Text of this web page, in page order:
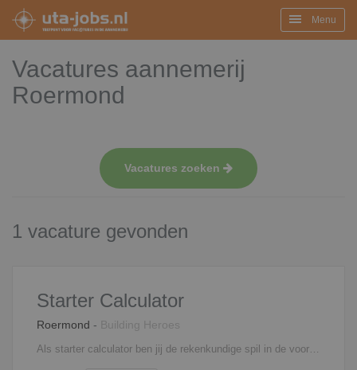
Menu
Vacatures aannemerij
Roermond
Vacatures zoeken
1 vacature gevonden
Starter Calculator
Roermond - Building Heroes
Als starter calculator ben jij de rekenkundige spil in de voorbereiding van uitdagende bouwprojecten. Jij zorgt ervoor dat ideeën niet alleen mooi bedacht zijn maar ook financieel kloppen en uitvoerbaar zijn in de praktijk. Je ondersteunt bij het maken van kostencalculaties en het opstellen van werkbegrotingen en duikt in tekeningen en projectdocumentatie om alles tot in detail te begrijpen. Jij ziet wat anderen missen en vertaalt complexe bouwinformatie naar heldere cijfers. Daarnaast vraag je offertes op bij leveranciers en onderaannemers en vergelijk je deze scherp op prijs kwaliteit en haalbaarheid. Je brengt kansen en risico’s in kaart zodat projecten slimmer en efficiënter kunnen worden uitgevoerd. Stap voor stap groei je door tot een volwaardig calculator die zelfstandig begrotingen en kostprijsberekeningen kan maken en steeds meer verantwoordelijkheid pakt binnen uitdagende en toonaangevende bouwprojecten.